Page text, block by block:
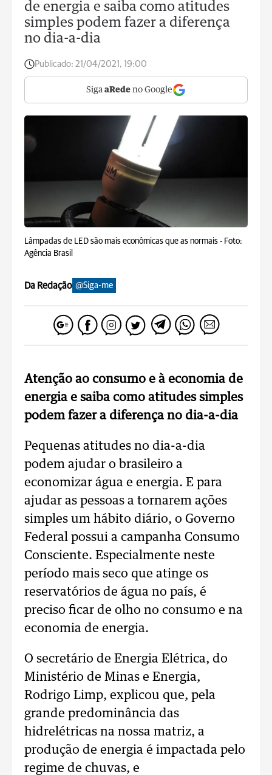
de energia e saiba como atitudes
simples podem fazer a diferença
no dia-a-dia
Publicado: 21/04/2021, 19:00
Siga aRede no Google
Lâmpadas de LED são mais econômicas que as normais - Foto:
Agência Brasil
Da Redação @Siga-me
Atenção ao consumo e à economia de
energia e saiba como atitudes simples
podem fazer a diferença no dia-a-dia
Pequenas atitudes no dia-a-dia
podem ajudar o brasileiro a
economizar água e energia. E para
ajudar as pessoas a tornarem ações
simples um hábito diário, o Governo
Federal possui a campanha Consumo
Consciente. Especialmente neste
período mais seco que atinge os
reservatórios de água no país, é
preciso ficar de olho no consumo e na
economia de energia.
O secretário de Energia Elétrica, do
Ministério de Minas e Energia,
Rodrigo Limp, explicou que, pela
grande predominância das
hidrelétricas na nossa matriz, a
produção de energia é impactada pelo
regime de chuvas, e